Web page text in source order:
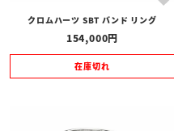
クロムハーツ SBT バンド リング
154,000
在庫切れ